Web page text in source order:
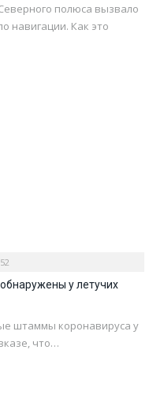
полюса вызвало
навигации. Как это
у летучих
штаммы коронавируса у
что…